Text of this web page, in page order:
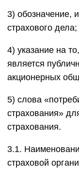
3) обозначение,
страхового дела;
4) указание на
является
акционерных
5) слова
страхования»
страхования.
3.1.
страховой